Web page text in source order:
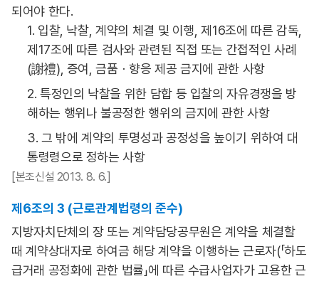
되어야 한다.
1. 입찰, 낙찰, 계약의 체결 및 이행, 제16조에 따른 감독,
제17조에 따른 검사와 관련된 직접 또는 간접적인 사례
(謝禮), 증여, 금품ㆍ향응 제공 금지에 관한 사항
2. 특정인의 낙찰을 위한 담합 등 입찰의 자유경쟁을 방
해하는 행위나 불공정한 행위의 금지에 관한 사항
3. 그 밖에 계약의 투명성과 공정성을 높이기 위하여 대
통령령으로 정하는 사항
[본조신설 2013. 8. 6.]
제6조의 3 (근로관계법령의 준수)
지방자치단체의 장 또는 계약담당공무원은 계약을 체결할
때 계약상대자로 하여금 해당 계약을 이행하는 근로자(「하도
급거래 공정화에 관한 법률」에 따른 수급사업자가 고용한 근